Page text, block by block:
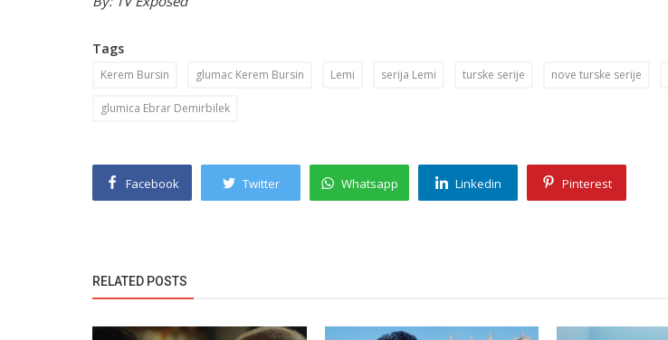
Tags
Kerem Bursin glumac Kerem Bursin Lemi serija Lemi turske serije nove turske serije
glumica Ebrar Demirbilek
Facebook Twitter Whatsapp Linkedin Pinterest
RELATED POSTS